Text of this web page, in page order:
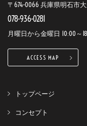
〒674-0066 兵庫県明石市
078-936-0281
月曜日から金曜日 10:00～
ACCESS MAP
トップページ
コンセプト